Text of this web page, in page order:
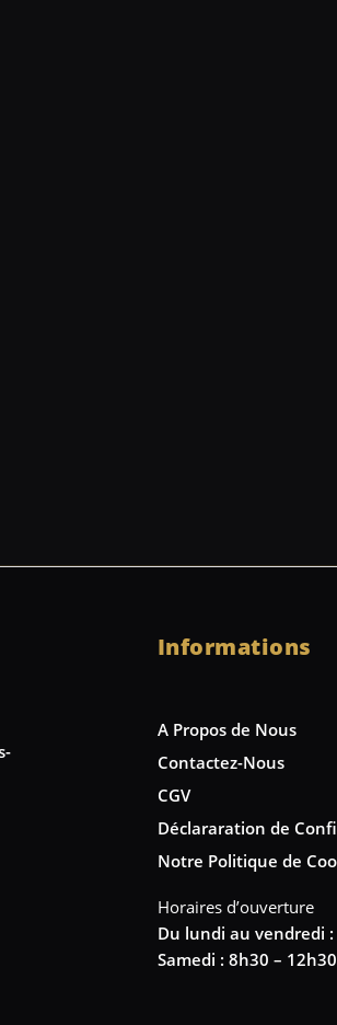
Informations
A Propos de Nous
Contactez-Nous
CGV
Déclararation de
Notre Politique de
Horaires d’ouverture
Du lundi au vendredi
Samedi : 8h30 – 12h30